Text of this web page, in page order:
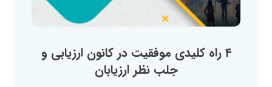
۴ راه کلیدی موفقیت در کانون ارزیابی و
جلب نظر ارزیابان